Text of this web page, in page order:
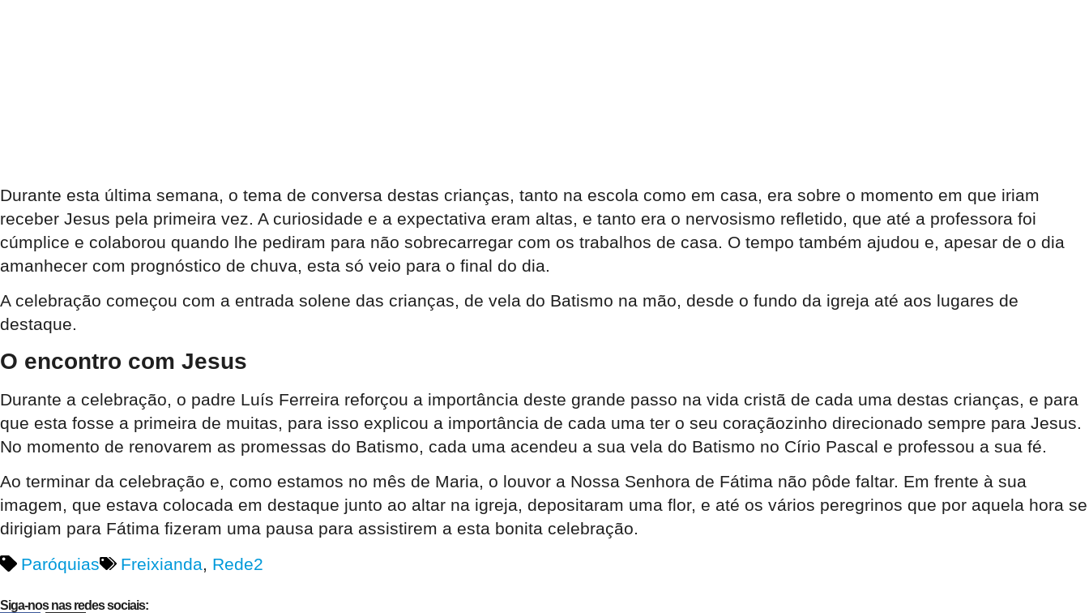
Durante esta última semana, o tema de conversa destas crianças, tanto na escola como em casa, era sobre o momento em que iriam
receber Jesus pela primeira vez. A curiosidade e a expectativa eram altas, e tanto era o nervosismo refletido, que até a professora foi
cúmplice e colaborou quando lhe pediram para não sobrecarregar com os trabalhos de casa. O tempo também ajudou e, apesar de o dia
amanhecer com prognóstico de chuva, esta só veio para o final do dia.
A celebração começou com a entrada solene das crianças, de vela do Batismo na mão, desde o fundo da igreja até aos lugares de
destaque.
O encontro com Jesus
Durante a celebração, o padre Luís Ferreira reforçou a importância deste grande passo na vida cristã de cada uma destas crianças, e para
que esta fosse a primeira de muitas, para isso explicou a importância de cada uma ter o seu coraçãozinho direcionado sempre para Jesus.
No momento de renovarem as promessas do Batismo, cada uma acendeu a sua vela do Batismo no Círio Pascal e professou a sua fé.
Ao terminar da celebração e, como estamos no mês de Maria, o louvor a Nossa Senhora de Fátima não pôde faltar. Em frente à sua
imagem, que estava colocada em destaque junto ao altar na igreja, depositaram uma flor, e até os vários peregrinos que por aquela hora se
dirigiam para Fátima fizeram uma pausa para assistirem a esta bonita celebração.
Paróquias
Freixianda Rede2
Siga-nos nas redes sociais: